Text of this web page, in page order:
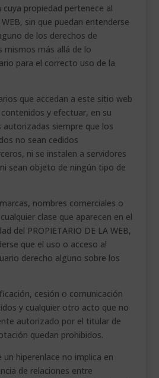
propiedad pertenece al
WEB, sin que puedan entenderse
de los derechos de
mismos más allá de lo
para el correcto uso de la
que accedan a este sitio web
y efectuar, en su
autorizadas siempre que los
no sean cedidos
ni se instalen a servidores
sean objeto de ningún tipo de
nombres comerciales o
clase que aparecen en el
del PROPIETARIO DE LA WEB,
que el uso o acceso al
derecho alguno sobre los
cesión o comunicación
y cualquier otro acto que no
autorizado por el titular de
quedan prohibidos.
hiperenlace no implica en
de relaciones entre